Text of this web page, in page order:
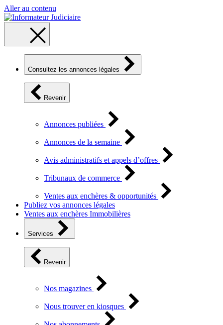
Aller au contenu
Consultez les annonces légales
Revenir
Annonces publiées
Annonces de la semaine
Avis administratifs et appels d’offres
Tribunaux de commerce
Ventes aux enchères & opportunités
Publiez vos annonces légales
Ventes aux enchères Immobilières
Services
Revenir
Nos magazines
Nous trouver en kiosques